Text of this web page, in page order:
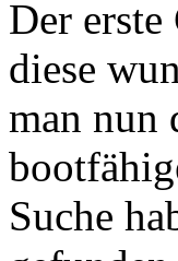
Der
diese
man nun
Suche